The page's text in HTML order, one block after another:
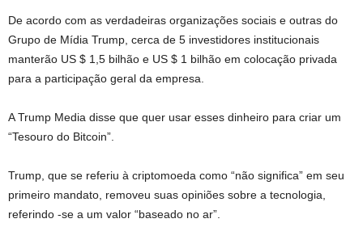
De acordo com as verdadeiras organizações sociais e outras do
Grupo de Mídia Trump, cerca de 5 investidores institucionais
manterão US $ 1,5 bilhão e US $ 1 bilhão em colocação privada
para a participação geral da empresa.
A Trump Media disse que quer usar esses dinheiro para criar um
“Tesouro do Bitcoin”.
Trump, que se referiu à criptomoeda como “não significa” em seu
primeiro mandato, removeu suas opiniões sobre a tecnologia,
referindo -se a um valor “baseado no ar”.